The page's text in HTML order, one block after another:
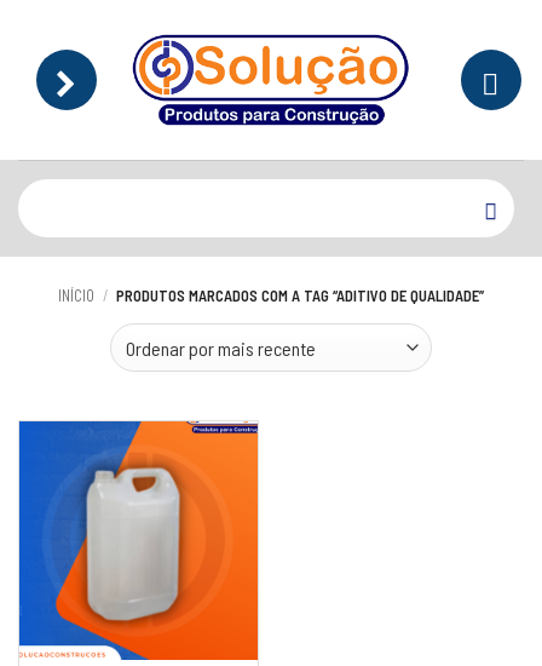
content
Pesquisar
por:
INÍCIO / PRODUTOS MARCADOS COM A TAG “ADITIVO DE QUALIDADE”